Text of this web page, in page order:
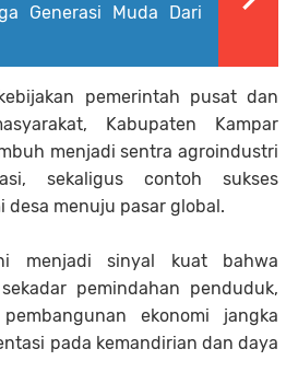
Generasi Muda Dari
pemerintah pusat dan
Kabupaten Kampar
menjadi sentra agroindustri
sekaligus contoh sukses
desa menuju pasar global.
menjadi sinyal kuat bahwa
pemindahan penduduk,
ekonomi jangka
pada kemandirian dan daya